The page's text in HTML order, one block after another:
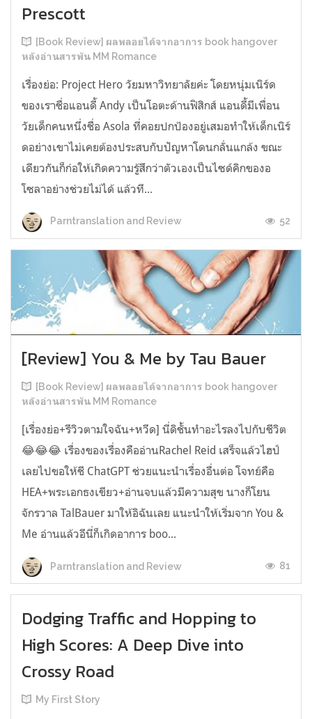
Prescott
[Book Review] ผลพลอยได้จากอาการ book hangover
หลังอ่านสารพัน MM Romance
เรื่องย่อ: Project Hero วัยมหาวิทยาลัยค่ะ โดยหนุ่มเนิร์ด
ของเราชื่อแอนดี้ Andy เป็นโอตะด้านฟิสิกส์ แอนดี้มีเพื่อน
วัยเด็กคนหนึ่งชื่อ Asola ที่คอยปกป้องอยู่เสมอทำให้เด็กเนิร์
ดอย่างเขาไม่เคยต้องประสบกับปัญหาโดนกลั่นแกล้ง ขณะ
เดียวกันก็ก่อให้เกิดความรู้สึกว่าตัวเองเป็นไซด์คิกของอ
โซลาอย่างช่วยไม่ได้ แล้วที...
Parntranslation and Review 52
[Review] You & Me by Tau Bauer
[Book Review] ผลพลอยได้จากอาการ book hangover
หลังอ่านสารพัน MM Romance
[เรื่องย่อ+รีวิวตามใจฉัน+หวีด] นี่ดิชั้นทำอะไรลงไปกับชีวิต
😂😂😂 เรื่องของเรื่องคืออ่านRachel Reid เสร็จแล้วไฮป์
เลยไปขอให้ชี ChatGPT ช่วยแนะนำเรื่องอื่นต่อ โจทย์คือ
HEA+พระเอกธงเขียว+อ่านจบแล้วมีความสุข นางก็โยน
จักรวาล TalBauer มาให้อิฉันเลย แนะนำให้เริ่มจาก You &
Me อ่านแล้วอีนี่ก็เกิดอาการ boo...
Parntranslation and Review 81
Dodging Traffic and Hopping to
High Scores: A Deep Dive into
Crossy Road
My First Story